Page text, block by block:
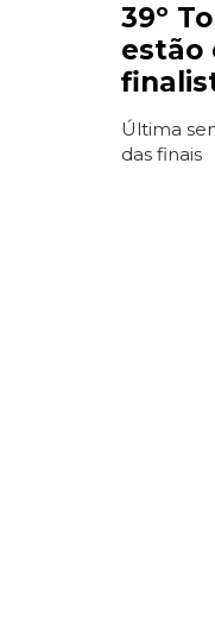
39º
estão
Última
das finais